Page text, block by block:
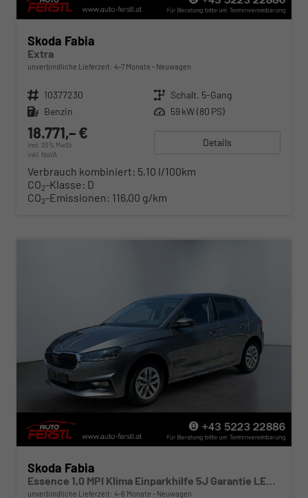
Skoda Fabia
Extra
unverbindliche Lieferzeit: 4-7 Monate Neuwagen
Fahrzeugnr. 10377230 Getriebe Schalt. 5-Gang
Kraftstoff Benzin Leistung 59 kW (80 PS)
18.771,– €
incl. 20% MwSt.
inkl. NoVA
Details
Verbrauch kombiniert: 5,10 l/100km
CO2-Klasse: D
CO2-Emissionen: 116,00 g/km
Skoda Fabia
Essence 1,0 MPI Klima Einparkhilfe 5J Garantie LED Scheinwerfer Bluetooth
unverbindliche Lieferzeit: 4-6 Monate Neuwagen